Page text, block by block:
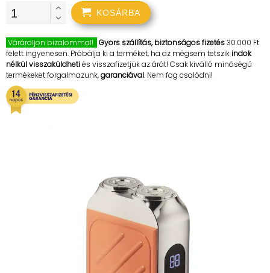
KOSÁRBA
Várároljon bizalommal! Gyors szállítás, biztonságos fizetés30.000 Ft
felett ingyenesen. Próbálja ki a terméket, ha az mégsem tetszikindok
nélkül visszaküldhetiés visszafizetjük az árát! Csak kiválló minőségű
termékeket forgalmazunk,garanciával. Nem fog csalódni!